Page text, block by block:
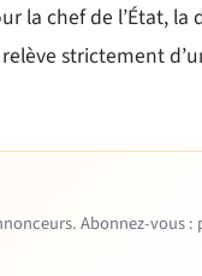
la chef de l’État,
strictement
Abonnez-